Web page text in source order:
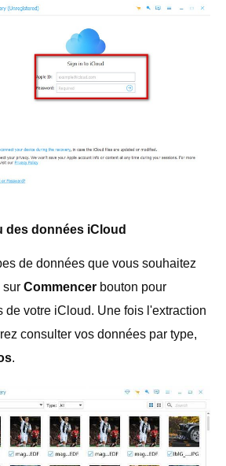
des données iCloud
de données que vous souhaitez
sur Commencer bouton pour
de votre iCloud. Une fois l'extraction
consulter vos données par type,
.